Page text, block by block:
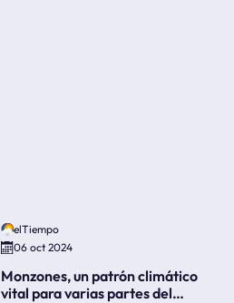
elTiempo
06 oct 2024
Monzones, un patrón climático
vital para varias partes del